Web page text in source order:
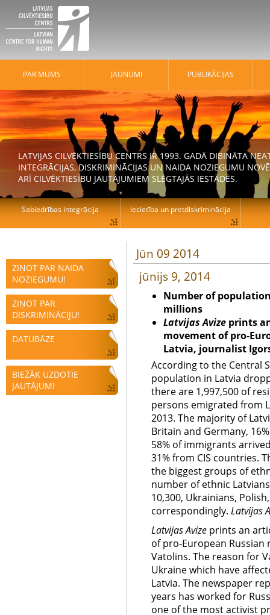
ZIŅOT PAR NAIDA
NOZIEGUMU!
ZIŅOT PAR
DISKRIMINĀCIJU!
DATUBĀZE
BIEŽĀK UZDOTIE
JAUTĀJUMI
Jūn 09 2014
jūnijs 9, 2014
Number of
millions
Latvijas Avize prints
movement of pro-
Latvia, journalist
According to the Central
population in Latvia
there are 1,997,500 of
persons emigrated from
2013. The majority of
Britain and Germany,
58% of immigrants
31% from CIS countries.
the biggest groups of
number of ethnic
10,300, Ukrainians,
correspondingly. Latvijas
Latvijas Avize prints an
of pro-European
Vatolins. The reason for
Ukraine which have
Latvia. The newspaper
years has worked for
one of the most activist
PAR MUMS JAUNUMI PUBLIKĀCIJAS
LATVIJAS CILVĒKTIESĪBU CENTRS IR 1993. GADĀ DIBINĀTA
INTEGRĀCIJAS, DISKRIMINĀCIJAS UN NAIDA NOZIEGUMU
ARĪ CILVĒKTIESĪBU JAUTĀJUMIEM SLĒGTAJĀS IESTĀDĒS.
Sabiedrības integrācija Iecietība un pretdiskriminācija